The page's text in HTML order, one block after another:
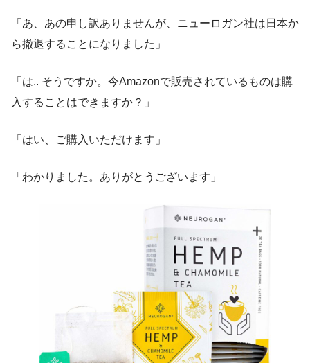
「あ、あの申し訳ありませんが、ニューロガン社は日本か
ら撤退することになりました」
「は.. そうですか。今Amazonで販売されているものは購
入することはできますか？」
「はい、ご購入いただけます」
「わかりました。ありがとうございます」